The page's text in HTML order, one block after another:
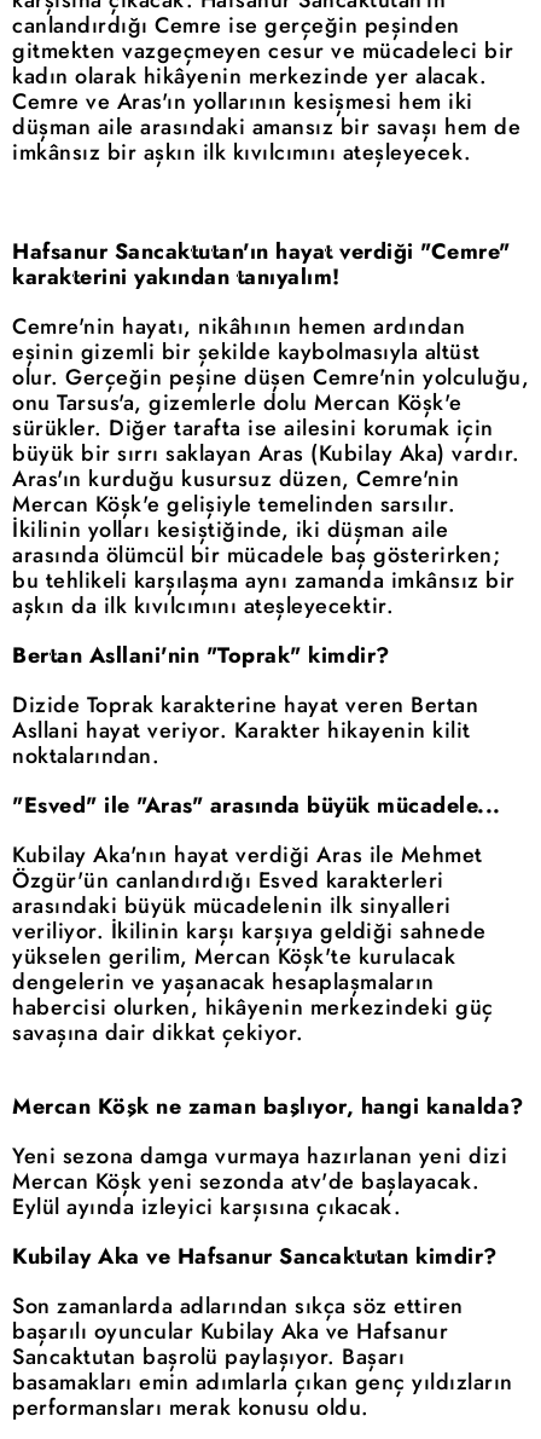
canlandırdığı Cemre ise gerçeğin peşinden
gitmekten vazgeçmeyen cesur ve mücadeleci bir
kadın olarak hikâyenin merkezinde yer alacak.
Cemre ve Aras'ın yollarının kesişmesi hem iki
düşman aile arasındaki amansız bir savaşı hem de
imkânsız bir aşkın ilk kıvılcımını ateşleyecek.
Hafsanur Sancaktutan'ın hayat verdiği "Cemre"
karakterini yakından tanıyalım!
Cemre'nin hayatı, nikâhının hemen ardından
eşinin gizemli bir şekilde kaybolmasıyla altüst
olur. Gerçeğin peşine düşen Cemre'nin yolculuğu,
onu Tarsus'a, gizemlerle dolu Mercan Köşk'e
sürükler. Diğer tarafta ise ailesini korumak için
büyük bir sırrı saklayan Aras (Kubilay Aka) vardır.
Aras'ın kurduğu kusursuz düzen, Cemre'nin
Mercan Köşk'e gelişiyle temelinden sarsılır.
İkilinin yolları kesiştiğinde, iki düşman aile
arasında ölümcül bir mücadele baş gösterirken;
bu tehlikeli karşılaşma aynı zamanda imkânsız bir
aşkın da ilk kıvılcımını ateşleyecektir.
Bertan Asllani'nin "Toprak" kimdir?
Dizide Toprak karakterine hayat veren Bertan
Asllani hayat veriyor. Karakter hikayenin kilit
noktalarından.
"Esved" ile "Aras" arasında büyük mücadele...
Kubilay Aka'nın hayat verdiği Aras ile Mehmet
Özgür'ün canlandırdığı Esved karakterleri
arasındaki büyük mücadelenin ilk sinyalleri
veriliyor. İkilinin karşı karşıya geldiği sahnede
yükselen gerilim, Mercan Köşk'te kurulacak
dengelerin ve yaşanacak hesaplaşmaların
habercisi olurken, hikâyenin merkezindeki güç
savaşına dair dikkat çekiyor.
Mercan Köşk ne zaman başlıyor, hangi kanalda?
Yeni sezona damga vurmaya hazırlanan yeni dizi
Mercan Köşk yeni sezonda atv'de başlayacak.
Eylül ayında izleyici karşısına çıkacak.
Kubilay Aka ve Hafsanur Sancaktutan kimdir?
Son zamanlarda adlarından sıkça söz ettiren
başarılı oyuncular Kubilay Aka ve Hafsanur
Sancaktutan başrolü paylaşıyor. Başarı
basamakları emin adımlarla çıkan genç yıldızların
performansları merak konusu oldu.